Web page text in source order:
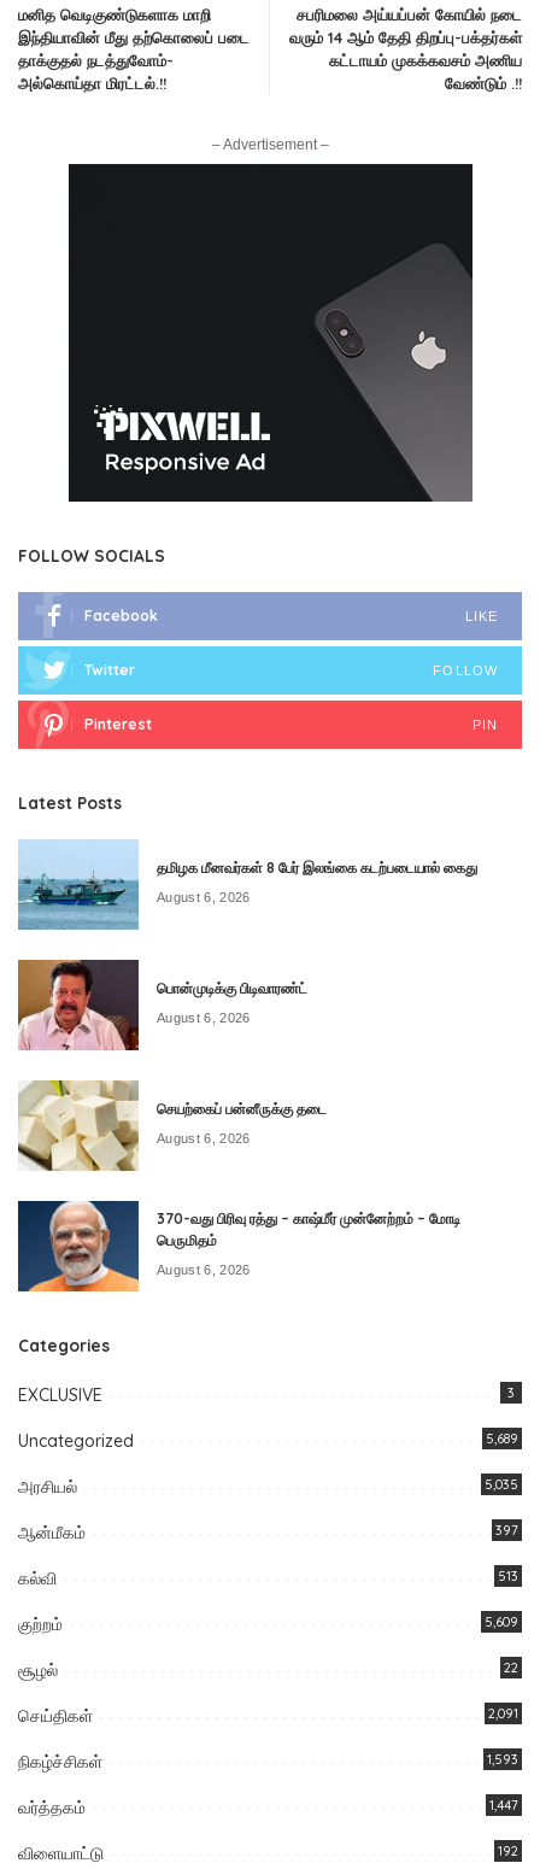
மனித வெடிகுண்டுகளாக மாறி
இந்தியாவின் மீது தற்கொலைப் படை
தாக்குதல் நடத்துவோம்-
அல்கொய்தா மிரட்டல்.!!
சபரிமலை அய்யப்பன் கோயில் நடை
வரும் 14 ஆம் தேதி திறப்பு-பக்தர்கள்
கட்டாயம் முகக்கவசம் அணிய
வேண்டும் .!!
– Advertisement –
FOLLOW SOCIALS
Facebook LIKE
Twitter FOLLOW
Pinterest PIN
Latest Posts
தமிழக மீனவர்கள் 8 பேர் இலங்கை கடற்படையால் கைது
August 6, 2026
பொன்முடிக்கு பிடிவாரண்ட்
August 6, 2026
செயற்கைப் பன்னீருக்கு தடை
August 6, 2026
370-வது பிரிவு ரத்து – காஷ்மீர் முன்னேற்றம் – மோடி
பெருமிதம்
August 6, 2026
Categories
EXCLUSIVE 3
Uncategorized 5,689
அரசியல் 5,035
ஆன்மீகம் 397
கல்வி 513
குற்றம் 5,609
சூழல் 22
செய்திகள் 2,091
நிகழ்ச்சிகள் 1,593
வர்த்தகம் 1,447
விளையாட்டு 192